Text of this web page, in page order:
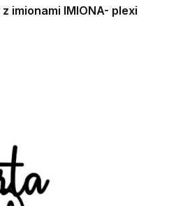
imionami IMIONA- plexi